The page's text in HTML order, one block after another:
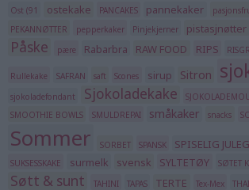
Ost (91 ostekake PANCAKES pannekaker
PEKANNØTTER
pepperkaker Pinjekjerner pistasjnøtter
Påske pære Rabarbra RAW FOOD RIPS
Rullekake SAFRAN saft Scones sirup Sitron
sjokoladefondant Sjokoladekake
SMOOTHIE BOWLS
SMULDREPAI småkaker snacks
Sommer SORBET SPANSK SPISELIG
SUKSESSKAKE
surmelk svensk SYLTETØY SØTET
Søtt & sunt TAHINI TAPAS TERTE Tex-Mex